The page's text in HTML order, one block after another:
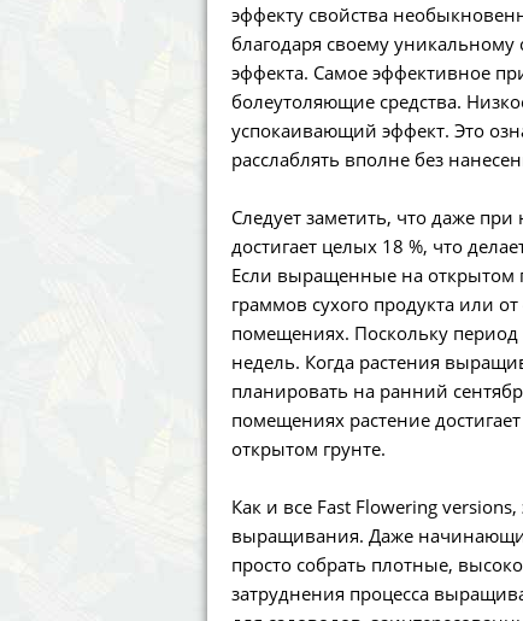
эффекту свойства
благодаря своему
эффекта. Самое эффективное
болеутоляющие средства.
успокаивающий эффект. Это
расслаблять вполне без
Следует заметить, что даже
достигает целых 18 %, что
Если выращенные на открытом
граммов сухого продукта или
помещениях. Поскольку период
недель. Когда растения
планировать на ранний
помещениях растение
открытом грунте.
Как и все Fast Flowering
выращивания. Даже
просто собрать плотные,
затруднения процесса